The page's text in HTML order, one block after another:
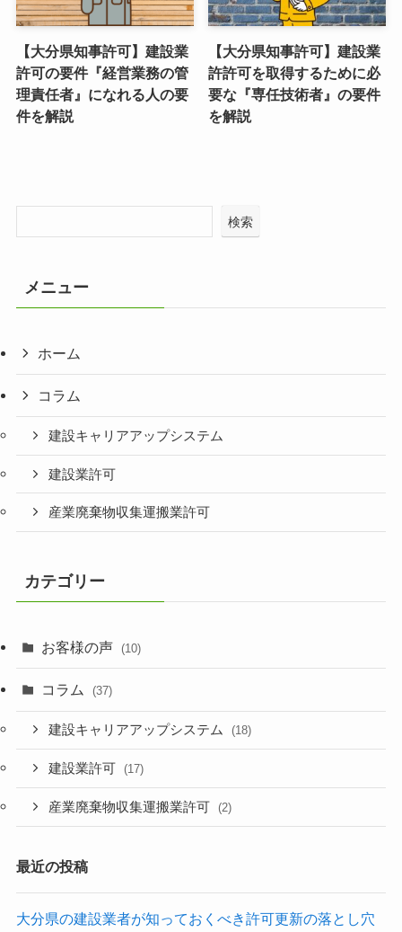
【大分県知事許可】建設業
許可の要件『経営業務の管
理責任者』になれる人の要
件を解説
【大分県知事許可】建設業
許許可を取得するために必
要な『専任技術者』の要件
を解説
検索
メニュー
ホーム
コラム
建設キャリアアップシステム
建設業許可
産業廃棄物収集運搬業許可
カテゴリー
お客様の声 (10)
コラム (37)
建設キャリアアップシステム (18)
建設業許可 (17)
産業廃棄物収集運搬業許可 (2)
最近の投稿
大分県の建設業者が知っておくべき許可更新の落とし穴